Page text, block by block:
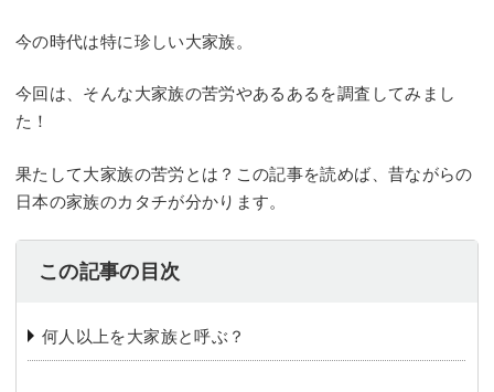
今の時代は特に珍しい大家族。
今回は、そんな大家族の苦労やあるあるを調査してみまし
た！
果たして大家族の苦労とは？この記事を読めば、昔ながらの
日本の家族のカタチが分かります。
この記事の目次
何人以上を大家族と呼ぶ？